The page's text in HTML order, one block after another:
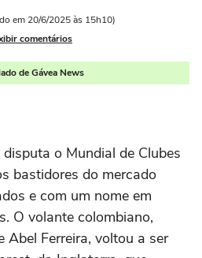
em 20/6/2025 às 15h10)
comentários
de Gávea News
disputa o Mundial de Clubes
bastidores do mercado
e com um nome em
O volante colombiano,
Abel Ferreira, voltou a ser